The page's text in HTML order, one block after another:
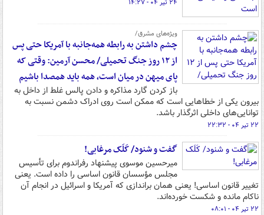
۲۴ تیر ۰۴ - ۱۴:۲۷
ویژه‌های مشرق/
چشم داشتن به رابطه همه‌جانبه با آمریکا حتی پس
از ۱۲ روز جنگ تحمیلی/ محسن آرمین: وقتی که
پای میهن در میان است، همه باید همصدا باشیم
باز کردن گارد مذاکره و دادن پالس غلط از داخل به
بیرون یکی از خطاهایی است که ممکن است روی ادراک دشمن نسبت به
توانایی‌های داخلی اثرگذار باشد.
۲۲ تیر ۰۴ - ۲۲:۳۲
گفت و شنود/ کَلَک مرغابی!
میرحسین موسوی پیشنهاد رفراندوم برای تأسیس
مجلس مؤسسان قانون اساسی را داده است. یعنی
تغییر قانون اساسی! یعنی همان براندازی که آمریکا و اسرائیل در انجام آن
ناکام مانده و شکست خورده‌اند.
۲۲ تیر ۰۴ - ۰۸:۰۱